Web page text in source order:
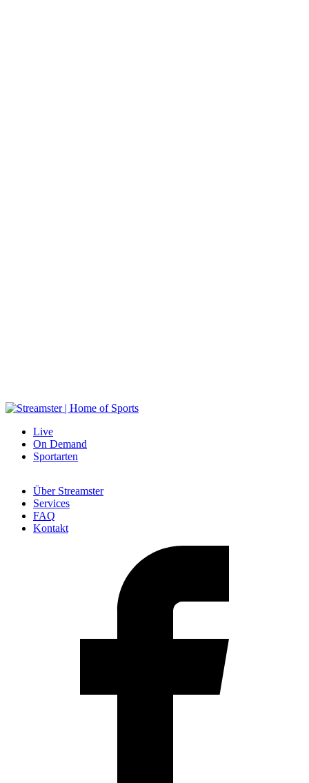
Live
On Demand
Sportarten
Über Streamster
Services
FAQ
Kontakt